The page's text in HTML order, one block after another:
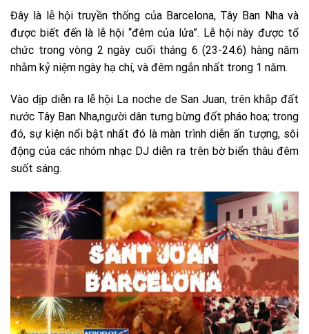
Đây là lễ hội truyền thống của Barcelona, Tây Ban Nha và
được biết đến là lễ hội “đêm của lửa”. Lễ hội này được tổ
chức trong vòng 2 ngày cuối tháng 6 (23-24.6) hàng năm
nhằm kỷ niệm ngày hạ chí, và đêm ngắn nhất trong 1 năm.
Vào dịp diễn ra lễ hội La noche de San Juan, trên khắp đất
nước Tây Ban Nha,người dân tưng bừng đốt pháo hoa; trong
đó, sự kiện nổi bật nhất đó là màn trình diễn ấn tượng, sôi
động của các nhóm nhạc DJ diễn ra trên bờ biển thâu đêm
suốt sáng.